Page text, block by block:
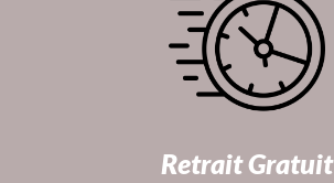
Retrait Gratuit